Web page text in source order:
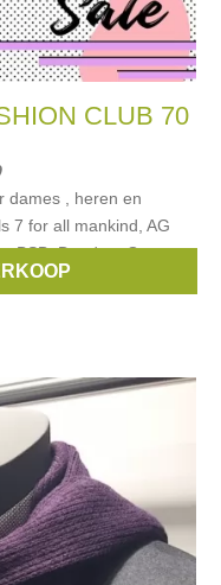
CLUB 70
dames , heren en
7 for all mankind, AG
BSB, Dondup, Guess